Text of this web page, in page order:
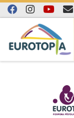
Skip to content